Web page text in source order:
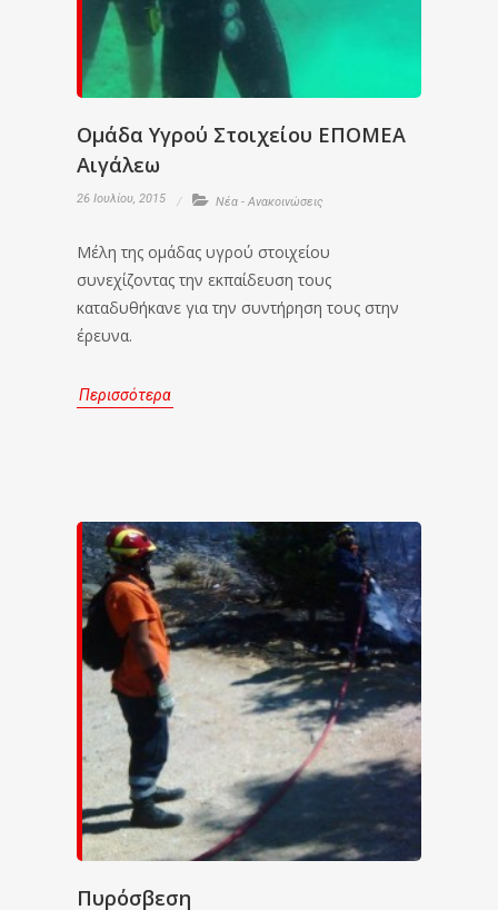
Ομάδα Υγρού Στοιχείου ΕΠΟΜΕΑ
Αιγάλεω
26 Ιουλίου, 2015 Νέα - Ανακοινώσεις
Μέλη της ομάδας υγρού στοιχείου
συνεχίζοντας την εκπαίδευση τους
καταδυθήκανε για την συντήρηση τους στην
έρευνα.
Περισσότερα
Πυρόσβεση